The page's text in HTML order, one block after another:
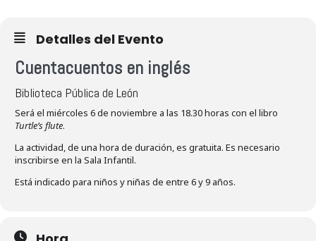
Detalles del Evento
Cuentacuentos en inglés
Biblioteca Pública de León
Será el miércoles 6 de noviembre a las 18.30 horas con el libro
Turtle’s flute.
La actividad, de una hora de duración, es gratuita. Es necesario
inscribirse en la Sala Infantil.
Está indicado para niños y niñas de entre 6 y 9 años.